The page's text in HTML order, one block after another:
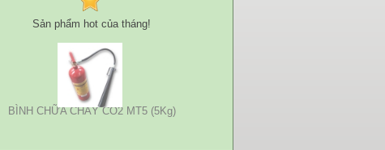
Sản phẩm hot của tháng!
BÌNH CHỮA CHÁY CO2 MT5 (5Kg)